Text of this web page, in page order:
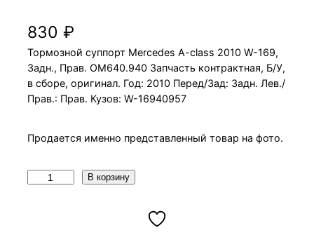
830₽
Тормозной суппорт Mercedes A-class 2010 W-169,
Задн., Прав. OM640.940 Запчасть контрактная, Б/У,
в сборе, оригинал. Год: 2010 Перед/Зад: Задн. Лев./
Прав.: Прав. Кузов: W-16940957
Продается именно представленный товар на фото.
В корзину